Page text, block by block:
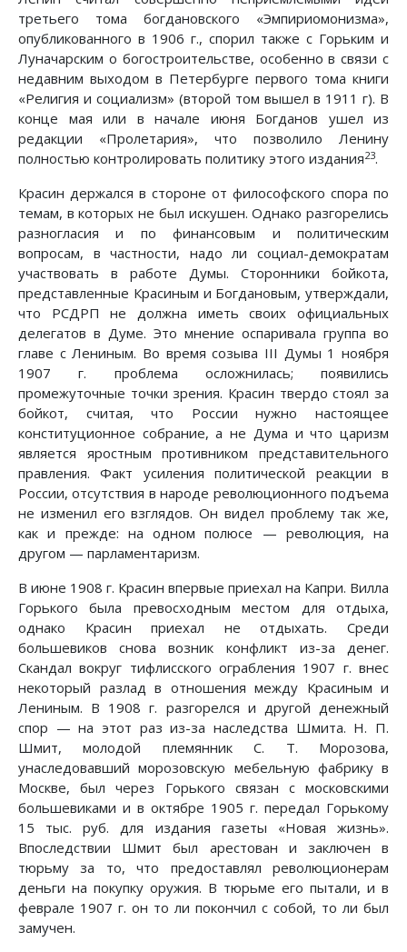
третьего тома богдановского «Эмпириомонизма»,
опубликованного в 1906 г., спорил также с Горьким и
Луначарским о богостроительстве, особенно в связи с
недавним выходом в Петербурге первого тома книги
«Религия и социализм» (второй том вышел в 1911 г). В
конце мая или в начале июня Богданов ушел из
редакции «Пролетария», что позволило Ленину
полностью контролировать политику этого издания23.
Красин держался в стороне от философского спора по
темам, в которых не был искушен. Однако разгорелись
разногласия и по финансовым и политическим
вопросам, в частности, надо ли социал-демократам
участвовать в работе Думы. Сторонники бойкота,
представленные Красиным и Богдановым, утверждали,
что РСДРП не должна иметь своих официальных
делегатов в Думе. Это мнение оспаривала группа во
главе с Лениным. Во время созыва III Думы 1 ноября
1907 г. проблема осложнилась; появились
промежуточные точки зрения. Красин твердо стоял за
бойкот, считая, что России нужно настоящее
конституционное собрание, а не Дума и что царизм
является яростным противником представительного
правления. Факт усиления политической реакции в
России, отсутствия в народе революционного подъема
не изменил его взглядов. Он видел проблему так же,
как и прежде: на одном полюсе — революция, на
другом — парламентаризм.
В июне 1908 г. Красин впервые приехал на Капри. Вилла
Горького была превосходным местом для отдыха,
однако Красин приехал не отдыхать. Среди
большевиков снова возник конфликт из-за денег.
Скандал вокруг тифлисского ограбления 1907 г. внес
некоторый разлад в отношения между Красиным и
Лениным. В 1908 г. разгорелся и другой денежный
спор — на этот раз из-за наследства Шмита. Н. П.
Шмит, молодой племянник С. Т. Морозова,
унаследовавший морозовскую мебельную фабрику в
Москве, был через Горького связан с московскими
большевиками и в октябре 1905 г. передал Горькому
15 тыс. руб. для издания газеты «Новая жизнь».
Впоследствии Шмит был арестован и заключен в
тюрьму за то, что предоставлял революционерам
деньги на покупку оружия. В тюрьме его пытали, и в
феврале 1907 г. он то ли покончил с собой, то ли был
замучен.